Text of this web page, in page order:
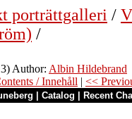
porträttgalleri /
/
Author: Albin Hildebrand
/ Innehåll | <<
Catalog Recent